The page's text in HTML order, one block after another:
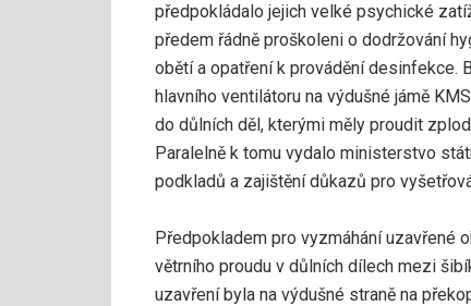
předpokládalo jejich velké psychické
předem řádně proškoleni o dodržování
obětí a opatření k provádění desinfekce.
hlavního ventilátoru na výdušné jámě
do důlních děl, kterými měly proudit
Paralelně k tomu vydalo ministerstvo
podkladů a zajištění důkazů pro
Předpokladem pro vyzmáhání uzavřené
větrního proudu v důlních dílech mezi
uzavření byla na výdušné straně na